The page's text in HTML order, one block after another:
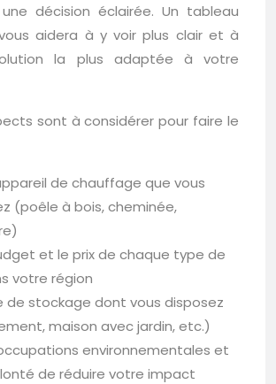
décision éclairée. Un tableau
aidera à y voir plus clair et à
la plus adaptée à votre
sont à considérer pour faire le
de chauffage que vous
(poêle à bois, cheminée,
et le prix de chaque type de
votre région
de stockage dont vous disposez
maison avec jardin, etc.)
environnementales et
de réduire votre impact